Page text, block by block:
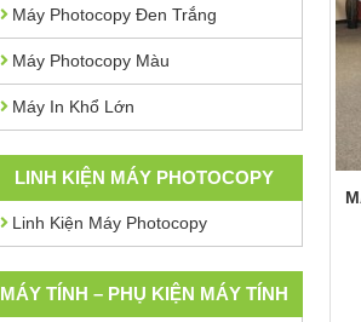
Máy Photocopy Đen Trắng
Máy Photocopy Màu
Máy In Khổ Lớn
LINH KIỆN MÁY PHOTOCOPY
Linh Kiện Máy Photocopy
MÁY TÍNH – PHỤ KIỆN MÁY TÍNH